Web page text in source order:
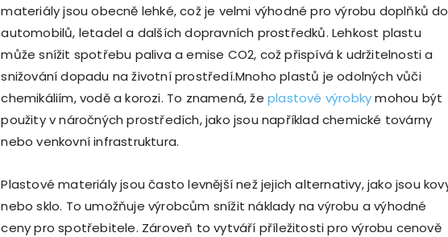
materiály jsou obecně lehké, což je velmi výhodné pro výrobu doplňků do
automobilů, letadel a dalších dopravních prostředků. Lehkost plastu
může snížit spotřebu paliva a emise CO2, což přispívá k udržitelnosti a
snižování dopadu na životní prostředí.Mnoho plastů je odolných vůči
chemikáliím, vodě a korozi. To znamená, žeplastové výrobkymohou být
použity v náročných prostředích, jako jsou například chemické továrny
nebo venkovní infrastruktura.
Plastové materiály jsou často levnější než jejich alternativy, jako jsou
nebo sklo. To umožňuje výrobcům snížit náklady na výrobu a výhodné
ceny pro spotřebitele. Zároveň to vytváří příležitosti pro výrobu cenově